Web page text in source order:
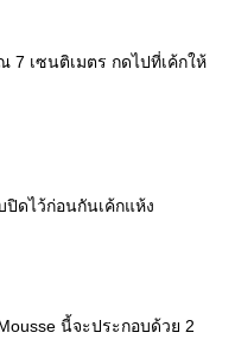
7 เซนติเมตร กดไปที่เค้กให้
ปิดไว้ก่อนกันเค้กแห้ง
นี้จะประกอบด้วย 2